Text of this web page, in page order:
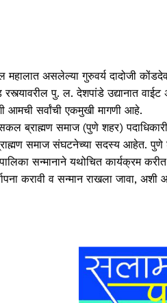
लाल महालात असलेल्या गुरुवर्य दादोजी
रस्त्यावरील पु. ल. देशपांडे उद्यानात
आमची सर्वांची एकमुखी मागणी आहे.
ब्राह्मण समाज (पुणे शहर)
समाज संघटनेच्या सदस्य आहेत. पुणे
सन्मानाने यथोचित कार्यक्रम
करावी व सन्मान राखला जावा,